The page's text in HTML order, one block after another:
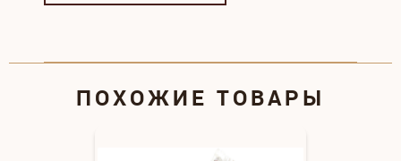
ПОХОЖИЕ ТОВАРЫ